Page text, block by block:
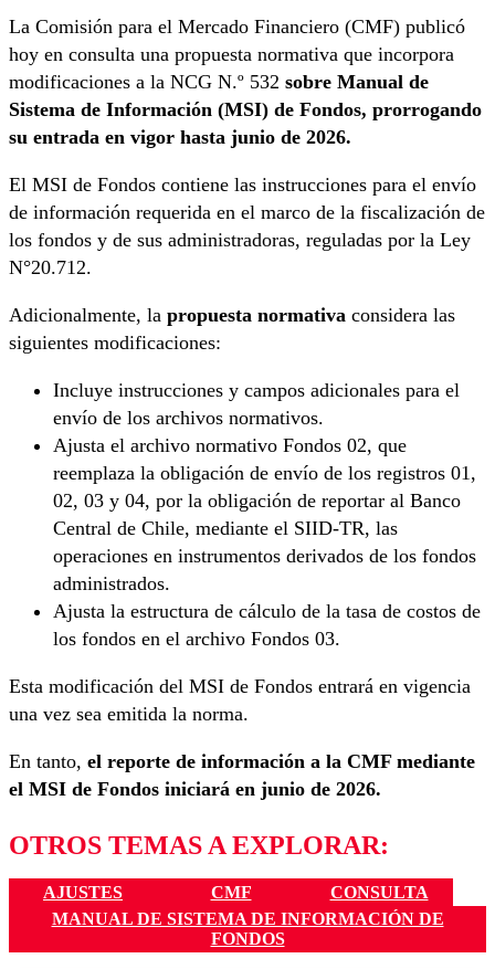
La Comisión para el Mercado Financiero (CMF) publicó
hoy en consulta una propuesta normativa que incorpora
modificaciones a la NCG N.º 532 sobre Manual de
Sistema de Información (MSI) de Fondos, prorrogando
su entrada en vigor hasta junio de 2026.
El MSI de Fondos contiene las instrucciones para el envío
de información requerida en el marco de la fiscalización de
los fondos y de sus administradoras, reguladas por la Ley
N°20.712.
Adicionalmente, la propuesta normativa considera las
siguientes modificaciones:
Incluye instrucciones y campos adicionales para el
envío de los archivos normativos.
Ajusta el archivo normativo Fondos 02, que
reemplaza la obligación de envío de los registros 01,
02, 03 y 04, por la obligación de reportar al Banco
Central de Chile, mediante el SIID-TR, las
operaciones en instrumentos derivados de los fondos
administrados.
Ajusta la estructura de cálculo de la tasa de costos de
los fondos en el archivo Fondos 03.
Esta modificación del MSI de Fondos entrará en vigencia
una vez sea emitida la norma.
En tanto, el reporte de información a la CMF mediante
el MSI de Fondos iniciará en junio de 2026.
OTROS TEMAS A EXPLORAR:
AJUSTES CMF
CONSULTA
MANUAL DE SISTEMA DE INFORMACIÓN DE
FONDOS